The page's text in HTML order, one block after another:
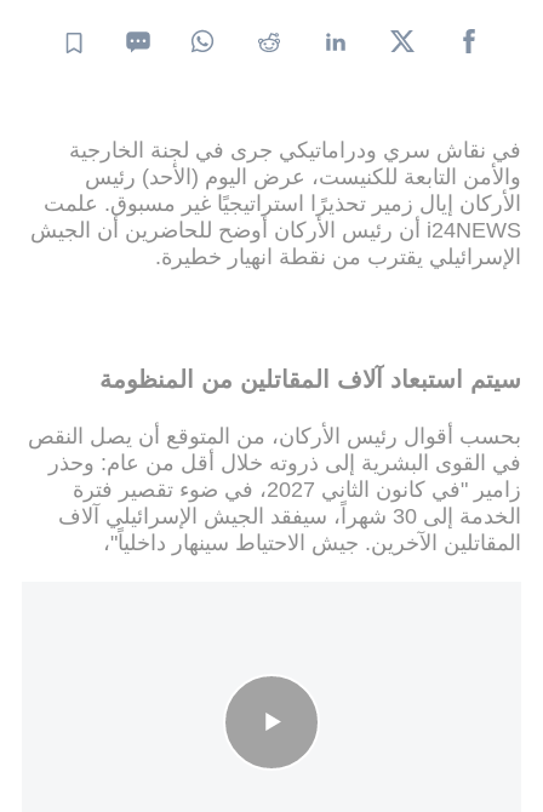
في نقاش سري ودراماتيكي جرى في لجنة الخارجية
والأمن التابعة للكنيست، عرض اليوم (الأحد) رئيس
الأركان إيال زمير تحذيرًا استراتيجيًا غير مسبوق. علمت
i24NEWS أن رئيس الأركان أوضح للحاضرين أن الجيش
الإسرائيلي يقترب من نقطة انهيار خطيرة.
سيتم استبعاد آلاف المقاتلين من المنظومة
بحسب أقوال رئيس الأركان، من المتوقع أن يصل النقص
في القوى البشرية إلى ذروته خلال أقل من عام: وحذر
زامير "في كانون الثاني 2027، في ضوء تقصير فترة
الخدمة إلى 30 شهراً، سيفقد الجيش الإسرائيلي آلاف
المقاتلين الآخرين. جيش الاحتياط سينهار داخلياً"،